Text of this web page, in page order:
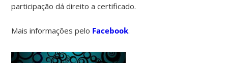
participação dá direito a certificado.
Mais informações pelo Facebook.